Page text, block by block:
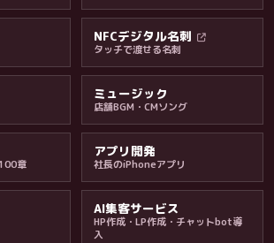
内
NFCデジタル名刺
タッチで渡せる名刺
ミュージック
店舗BGM・CMソング
章
アプリ開発
社長のiPhoneアプリ
AI集客サービス
HP作成・LP作成・チャットbot導
入